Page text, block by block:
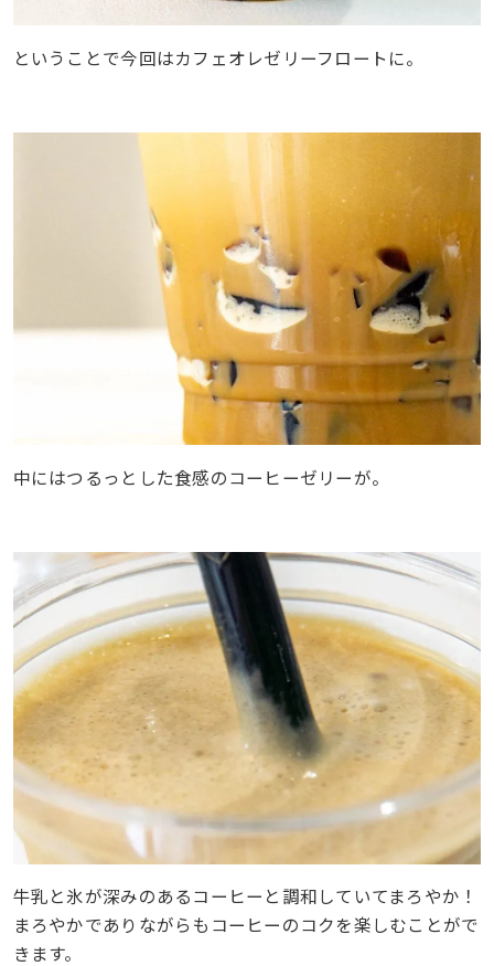
ということで今回はカフェオレゼリーフロートに。
中にはつるっとした食感のコーヒーゼリーが。
牛乳と氷が深みのあるコーヒーと調和していてまろやか！
まろやかでありながらもコーヒーのコクを楽しむことがで
きます。